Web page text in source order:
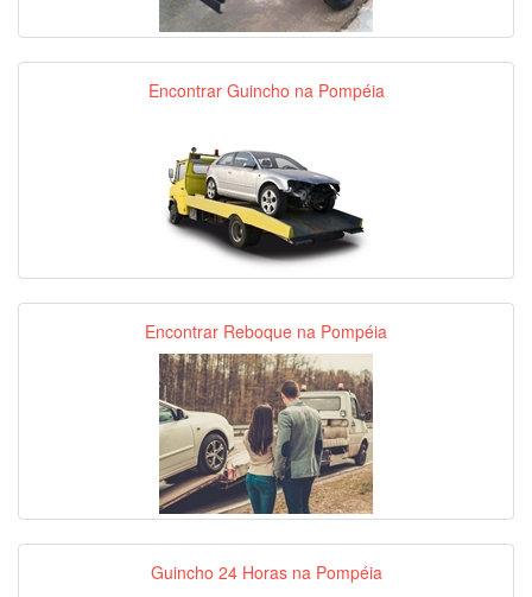
Encontrar Guincho na Pompéia
Encontrar Reboque na Pompéia
Guincho 24 Horas na Pompéia